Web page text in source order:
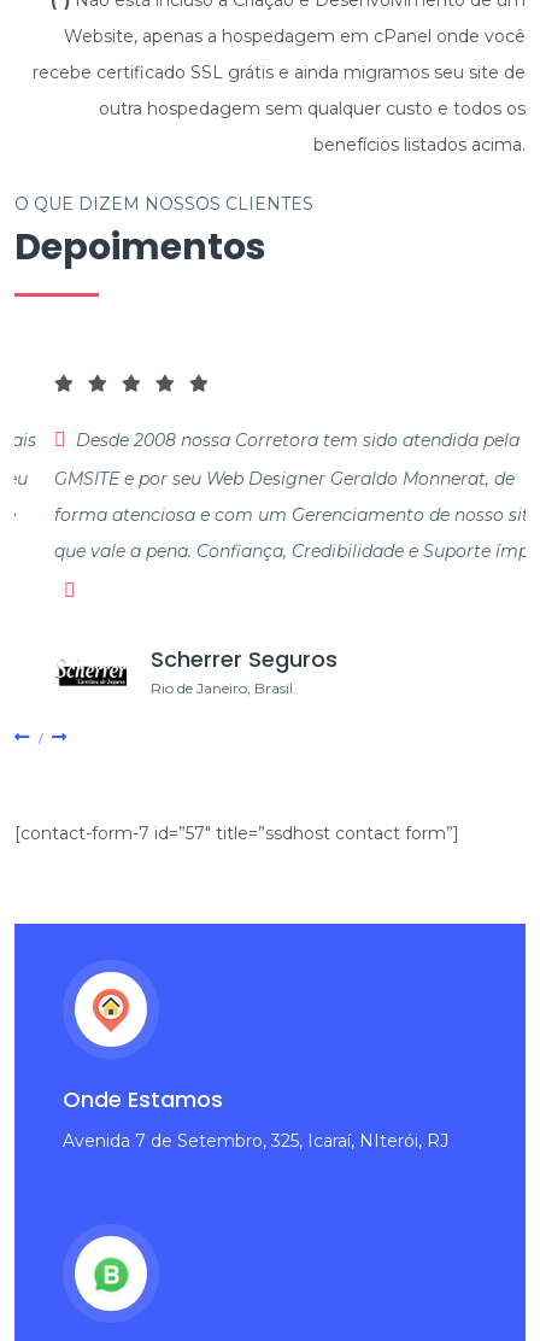
Website, apenas a hospedagem em cPanel onde você
recebe certificado SSL grátis e ainda migramos seu site de
outra hospedagem sem qualquer custo e todos os
benefícios listados acima.
O QUE DIZEM NOSSOS CLIENTES
Depoimentos
Desde 2008 nossa Corretora tem sido atendida pela
GMSITE e por seu Web Designer Geraldo Monnerat, de
forma atenciosa e com um Gerenciamento de nosso site
que vale a pena. Confiança, Credibilidade e Suporte ímpar!
Scherrer Seguros
Rio de Janeiro, Brasil.
[contact-form-7 id=”57″ title=”ssdhost contact form”]
Onde Estamos
Avenida 7 de Setembro, 325, Icaraí, NIterói, RJ